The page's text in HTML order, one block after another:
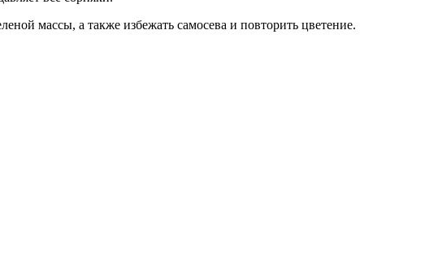
массы, а также избежать самосева и повторить цветение.